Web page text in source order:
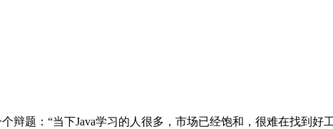
辩题：“当下Java学习的人很多，市场已经饱和，很难在找到好